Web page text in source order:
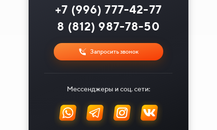
+7 (996) 777-42-77
8 (812) 987-78-50
Запросить звонок
Мессенджеры и соц. сети: